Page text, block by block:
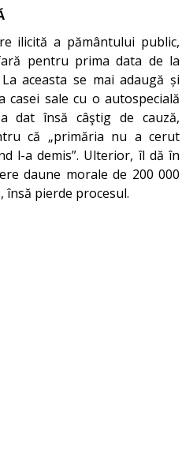
ilicită a pământului public,
pentru prima data de la
aceasta se mai adaugă și
casei sale cu o autospecială
dat însă câştig de cauză,
că „primăria nu a cerut
l-a demis”. Ulterior, îl dă în
daune morale de 200 000
însă pierde procesul.